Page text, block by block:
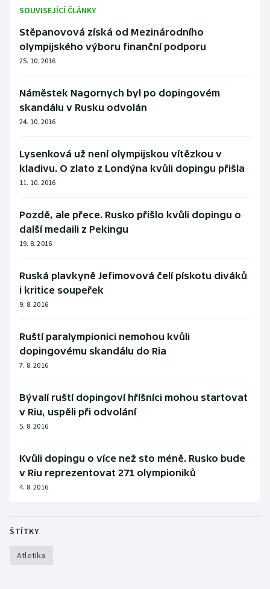
SOUVISEJÍCÍ ČLÁNKY
Stěpanovová získá od Mezinárodního
olympijského výboru finanční podporu
25. 10. 2016
Náměstek Nagornych byl po dopingovém
skandálu v Rusku odvolán
24. 10. 2016
Lysenková už není olympijskou vítězkou v
kladivu. O zlato z Londýna kvůli dopingu přišla
11. 10. 2016
Pozdě, ale přece. Rusko přišlo kvůli dopingu o
další medaili z Pekingu
19. 8. 2016
Ruská plavkyně Jefimovová čelí pískotu diváků
i kritice soupeřek
9. 8. 2016
Ruští paralympionici nemohou kvůli
dopingovému skandálu do Ria
7. 8. 2016
Bývalí ruští dopingoví hříšníci mohou startovat
v Riu, uspěli při odvolání
5. 8. 2016
Kvůli dopingu o více než sto méně. Rusko bude
v Riu reprezentovat 271 olympioniků
4. 8. 2016
ŠTÍTKY
Atletika